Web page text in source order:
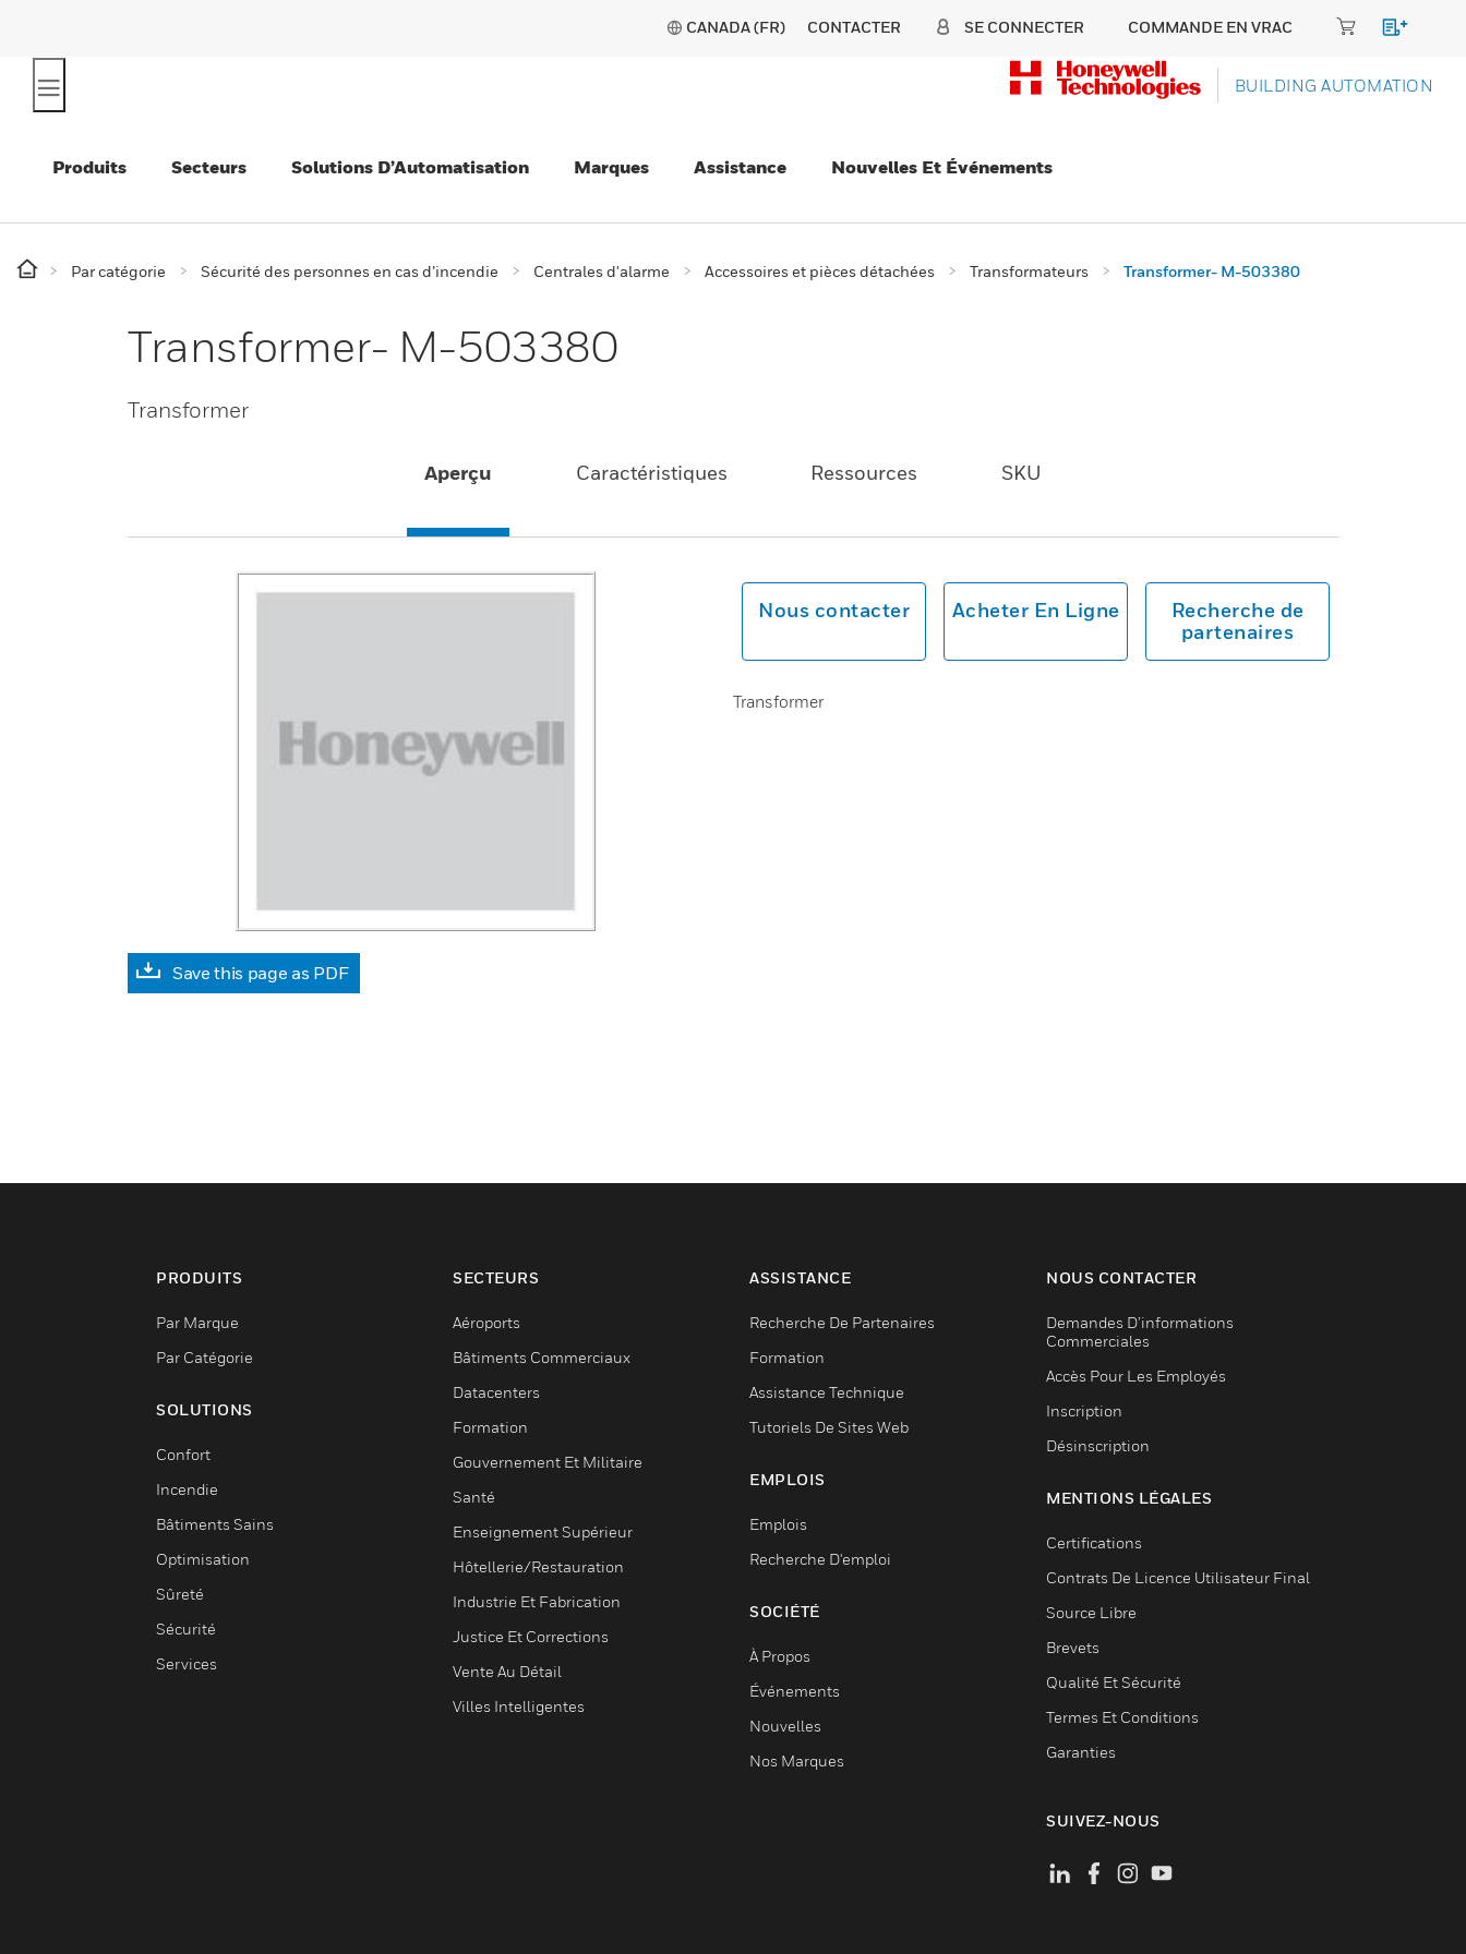
CANADA (FR) CONTACTER SE CONNECTER COMMANDE EN VRAC
BUILDING AUTOMATION
Produits Secteurs Solutions D’Automatisation Marques Assistance Nouvelles Et Événements
Par catégorie Sécurité des personnes en cas d’incendie Centrales d'alarme Accessoires et pièces détachées Transformateurs Transformer- M-503380
Transformer- M-503380
Transformer
Aperçu Caractéristiques Ressources SKU
Save this page as PDF
Nous contacter Acheter En Ligne
Recherche de
partenaires
Transformer
PRODUITS
Par Marque
Par Catégorie
SOLUTIONS
Confort
Incendie
Bâtiments Sains
Optimisation
Sûreté
Sécurité
Services
SECTEURS
Aéroports
Bâtiments Commerciaux
Datacenters
Formation
Gouvernement Et Militaire
Santé
Enseignement Supérieur
Hôtellerie/Restauration
Industrie Et Fabrication
Justice Et Corrections
Vente Au Détail
Villes Intelligentes
ASSISTANCE
Recherche De Partenaires
Formation
Assistance Technique
Tutoriels De Sites Web
EMPLOIS
Emplois
Recherche D'emploi
SOCIÉTÉ
À Propos
Événements
Nouvelles
Nos Marques
NOUS CONTACTER
Demandes D’informations
Commerciales
Accès Pour Les Employés
Inscription
Désinscription
MENTIONS LÉGALES
Certifications
Contrats De Licence Utilisateur Final
Source Libre
Brevets
Qualité Et Sécurité
Termes Et Conditions
Garanties
SUIVEZ-NOUS